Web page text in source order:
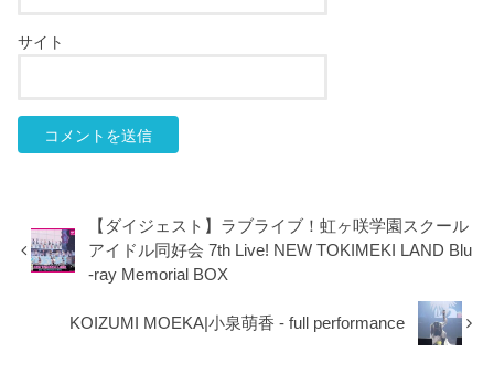
サイト
【ダイジェスト】ラブライブ！虹ヶ咲学園スクール
アイドル同好会 7th Live! NEW TOKIMEKI LAND Blu
-ray Memorial BOX
KOIZUMI MOEKA|小泉萌香 - full performance